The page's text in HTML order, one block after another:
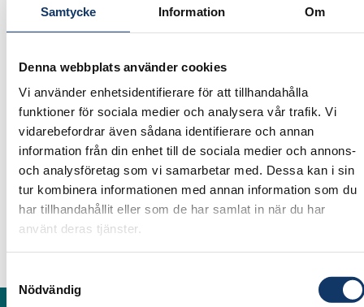
Samtycke Information Om
Denna webbplats använder cookies
Vi använder enhetsidentifierare för att tillhandahålla
funktioner för sociala medier och analysera vår trafik. Vi
vidarebefordrar även sådana identifierare och annan
information från din enhet till de sociala medier och annons-
och analysföretag som vi samarbetar med. Dessa kan i sin
tur kombinera informationen med annan information som du
har tillhandahållit eller som de har samlat in när du har
använt deras tjänster.
Nödvändig
att Göteborg inte ska ha några utsatta områden.
alltså på plats och de senaste åren har inneburit
full fart på byggandet, inte minst med en helt ny
skala på höjden.
I seminariet kommer vi att belysa ambitionerna,
var planeringen befinner sig idag, utmaningarna
som återstår och vägen framåt.
(Flygbild över centrala Göteborg från Ortofoto
2019. Bild: Göteborgs Stad)